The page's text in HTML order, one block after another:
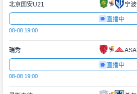
北京国安U21 宁
直播中
08-08 19:00
瑞秀
直播中
08-08 19:00